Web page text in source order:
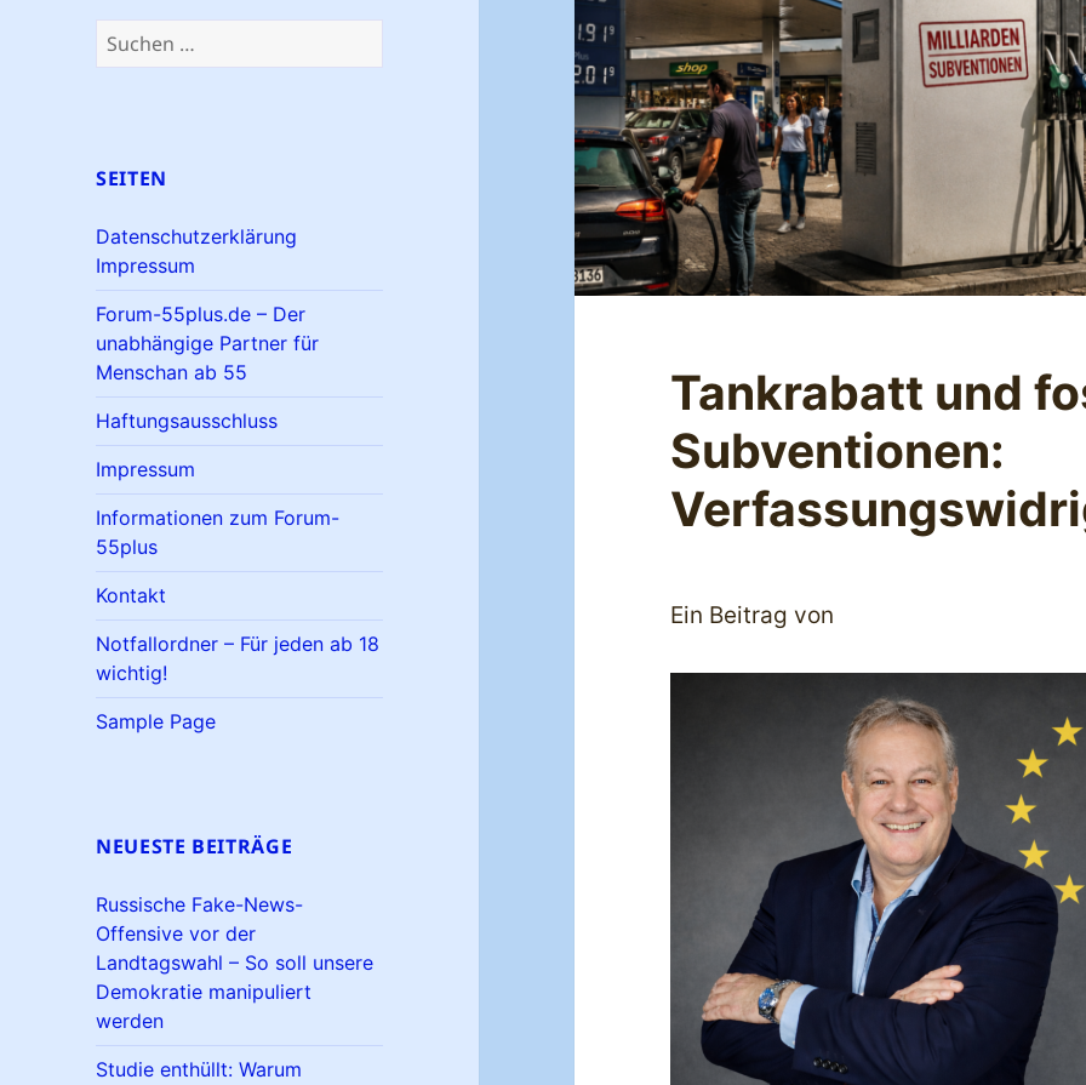
Suchen
nach:
SEITEN
Datenschutzerklärung
Impressum
Forum-55plus.de – Der
unabhängige Partner für
Menschan ab 55
Haftungsausschluss
Impressum
Informationen zum Forum-
55plus
Kontakt
Notfallordner – Für jeden ab 18
wichtig!
Sample Page
NEUESTE BEITRÄGE
Russische Fake-News-
Offensive vor der
Landtagswahl – So soll unsere
Demokratie manipuliert
werden
Studie enthüllt: Warum
Tankrabatt und
Subventionen:
Ein Beitrag von